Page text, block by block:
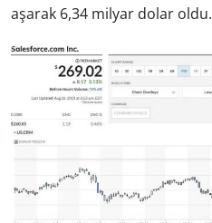
aşarak 6,34 milyar dolar oldu.